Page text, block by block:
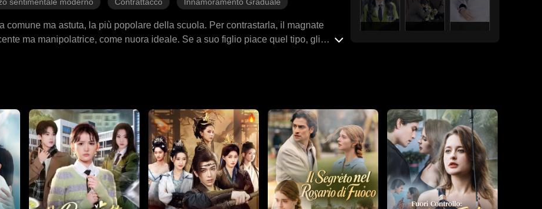
comune ma astuta, la più popolare della scuola. Per contrastarla, il magnate
ma manipolatrice, come nuora ideale. Se a suo figlio piace quel tipo, gli